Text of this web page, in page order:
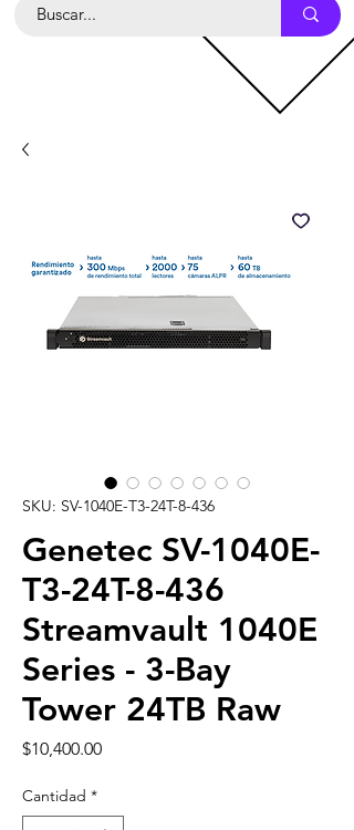
SKU: SV-1040E-T3-24T-8-436
Genetec SV-1040E-
T3-24T-8-436
Streamvault 1040E
Series - 3-Bay
Tower 24TB Raw
$10,400.00Precio
Cantidad *